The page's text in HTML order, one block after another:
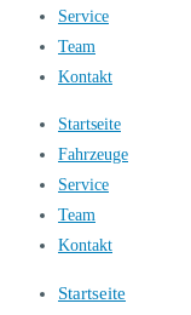
Service
Team
Kontakt
Startseite
Fahrzeuge
Service
Team
Kontakt
Startseite